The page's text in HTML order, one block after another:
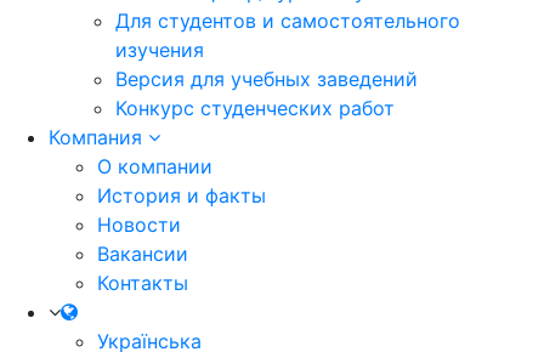
Для студентов и самостоятельного
изучения
Версия для учебных заведений
Конкурс студенческих работ
Компания
О компании
История и факты
Новости
Вакансии
Контакты
Українська